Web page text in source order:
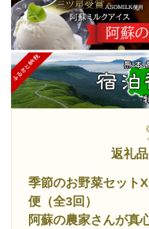
返礼
季節のお野菜セット
便（全3回）
阿蘇の農家さんが真